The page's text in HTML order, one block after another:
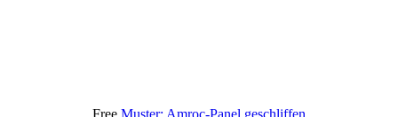
Free Muster: Amroc-Panel geschliffen